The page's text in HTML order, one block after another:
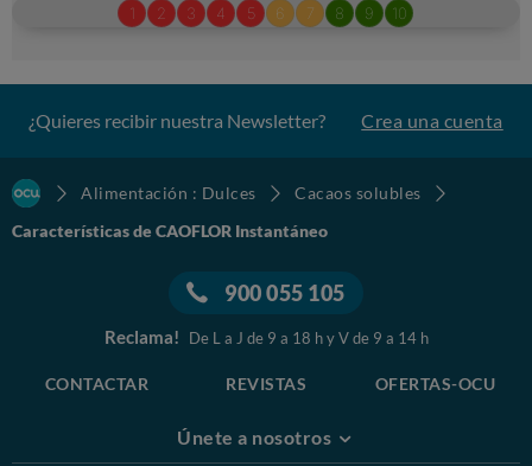
¿Quieres recibir nuestra Newsletter? Crea una cuenta
Alimentación : Dulces
Cacaos solubles
Características de CAOFLOR Instantáneo
900 055 105
Reclama! De L a J de 9 a 18 h y V de 9 a 14 h
CONTACTAR REVISTAS OFERTAS-OCU
Únete a nosotros